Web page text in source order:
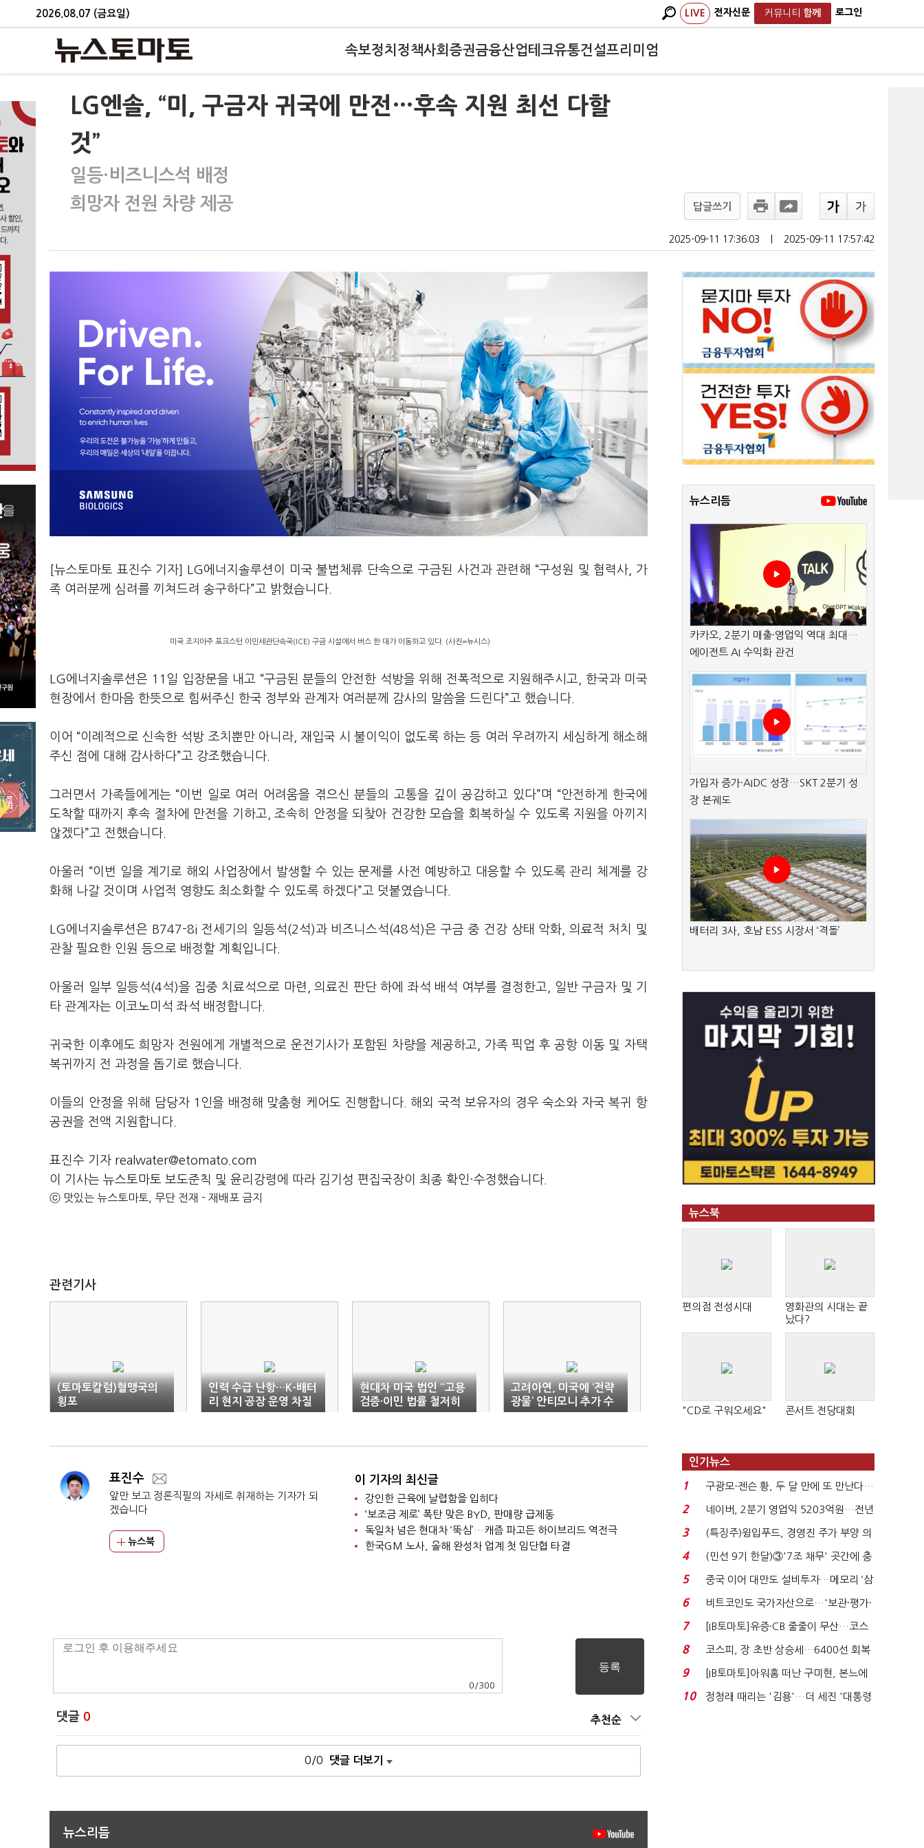
2026.08.07 (금요일) LIVE 전자신문 커뮤니티 함께 로그인
속보정치 정책사회 증권금융산업테크유통건설프리미엄
LG엔솔, “미, 구금자 귀국에 만전…후속 지원 최선 다할
것”
일등·비즈니스석 배정
희망자 전원 차량 제공
답글쓰기
2025-09-11 17:36:03 2025-09-11 17:57:42
[뉴스토마토 표진수 기자] LG에너지솔루션이 미국 불법체류 단속으로 구금된 사건과 관련해 “구성원 및 협력사, 가
족 여러분께 심려를 끼쳐드려 송구하다”고 밝혔습니다.
미국 조지아주 포크스턴 이민세관단속국(ICE) 구금 시설에서 버스 한 대가 이동하고 있다. (사진=뉴시스)
LG에너지솔루션은 11일 입장문을 내고 “구금된 분들의 안전한 석방을 위해 전폭적으로 지원해주시고, 한국과 미국
현장에서 한마음 한뜻으로 힘써주신 한국 정부와 관계자 여러분께 감사의 말씀을 드린다”고 했습니다.
이어 “이례적으로 신속한 석방 조치뿐만 아니라, 재입국 시 불이익이 없도록 하는 등 여러 우려까지 세심하게 해소해
주신 점에 대해 감사하다”고 강조했습니다.
그러면서 가족들에게는 “이번 일로 여러 어려움을 겪으신 분들의 고통을 깊이 공감하고 있다”며 “안전하게 한국에
도착할 때까지 후속 절차에 만전을 기하고, 조속히 안정을 되찾아 건강한 모습을 회복하실 수 있도록 지원을 아끼지
않겠다”고 전했습니다.
아울러 “이번 일을 계기로 해외 사업장에서 발생할 수 있는 문제를 사전 예방하고 대응할 수 있도록 관리 체계를 강
화해 나갈 것이며 사업적 영향도 최소화할 수 있도록 하겠다”고 덧붙였습니다.
LG에너지솔루션은 B747-8i 전세기의 일등석(2석)과 비즈니스석(48석)은 구금 중 건강 상태 악화, 의료적 처치 및
관찰 필요한 인원 등으로 배정할 계획입니다.
아울러 일부 일등석(4석)을 집중 치료석으로 마련, 의료진 판단 하에 좌석 배석 여부를 결정한고, 일반 구금자 및 기
타 관계자는 이코노미석 좌석 배정합니다.
귀국한 이후에도 희망자 전원에게 개별적으로 운전기사가 포함된 차량을 제공하고, 가족 픽업 후 공항 이동 및 자택
복귀까지 전 과정을 돕기로 했습니다.
이들의 안정을 위해 담당자 1인을 배정해 맞춤형 케어도 진행합니다. 해외 국적 보유자의 경우 숙소와 자국 복귀 항
공권을 전액 지원합니다.
표진수 기자 realwater@etomato.com
이 기사는 뉴스토마토 보도준칙 및 윤리강령에 따라 김기성 편집국장이 최종 확인·수정했습니다.
ⓒ 맛있는 뉴스토마토, 무단 전재 - 재배포 금지
관련기사
(토마토칼럼)혈맹국의
횡포
인력 수급 난항…K-배터
리 현지 공장 운영 차질
불가피
현대차 미국 법인 “고용
검증·이민 법률 철저히
준수”
고려아연, 미국에 ‘전략
광물’ 안티모니 추가 수
출
표진수
앞만 보고 정론직필의 자세로 취재하는 기자가 되
겠습니다
뉴스북
이 기자의 최신글
강인한 근육에 날렵함을 입히다
‘보조금 제로’ 폭탄 맞은 BYD, 판매량 급제동
독일차 넘은 현대차 ‘뚝심’…캐즘 파고든 하이브리드 역전극
한국GM 노사, 올해 완성차 업계 첫 임단협 타결
0 /300
댓글 0 추천순
0/0 댓글 더보기
뉴스리듬
뉴스리듬
카카오, 2분기 매출·영업익 역대 최대…
에이전트 AI 수익화 관건
가입자 증가·AIDC 성장…SKT 2분기 성
장 본궤도
배터리 3사, 호남 ESS 시장서 ‘격돌’
뉴스북
편의점 전성시대
영화관의 시대는 끝
났다?
"CD로 구워오세요" 콘서트 전당대회
인기뉴스
1
구광모-젠슨 황, 두 달 만에 또 만난다…
로봇·AI 등 논...
2
네이버, 2분기 영업익 5203억원…전년
비 0.2% 감소...
3
(특징주)윙입푸드, 경영진 주가 부양 의
지에 상한가...
4
(민선 9기 한달)③'7조 채무' 곳간에 충
격…추미애, 20년...
5
중국 이어 대만도 설비투자…메모리 ‘삼
국전쟁’
6
비트코인도 국가자산으로…'보관·평가·
처분' 기준은 ...
7
[IB토마토]유증·CB 줄줄이 무산…코스
닥 벌점 급증에 ...
8
코스피, 장 초반 상승세…6400선 회복
시도
9
[IB토마토]아워홈 떠난 구미현, 본느에
340억 베팅…가...
10
정청래 때리는 '김용'…더 세진 '대통령